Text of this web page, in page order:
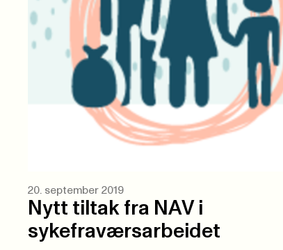
20. september 2019
Nytt tiltak fra NAV i
sykefraværsarbeidet